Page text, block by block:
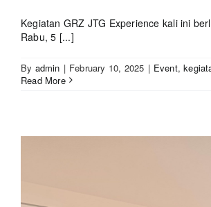
Kegiatan GRZ JTG Experience kali ini
Rabu, 5 [...]
By admin | February 10, 2025 | Event,
Read More